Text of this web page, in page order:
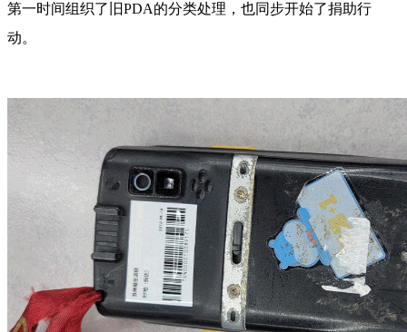
第一时间组织了旧PDA的分类处理，也同步开始了捐助行
动。